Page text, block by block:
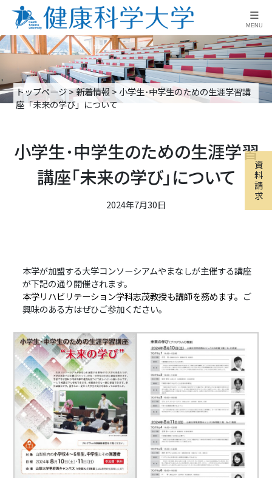
≡
MENU
資
料
請
求
トップページ>新着情報 >小学生･中学生のための生涯学習講
座「未来の学び」について
小学生･中学生のための生涯学習
講座「未来の学び」について
2024年7月30日
本学が加盟する大学コンソーシアムやまなしが主催する講座
が下記の通り開催されます。
本学リハビリテーション学科志茂教授も講師を務めます。 ご
興味のある方はぜひご参加ください。